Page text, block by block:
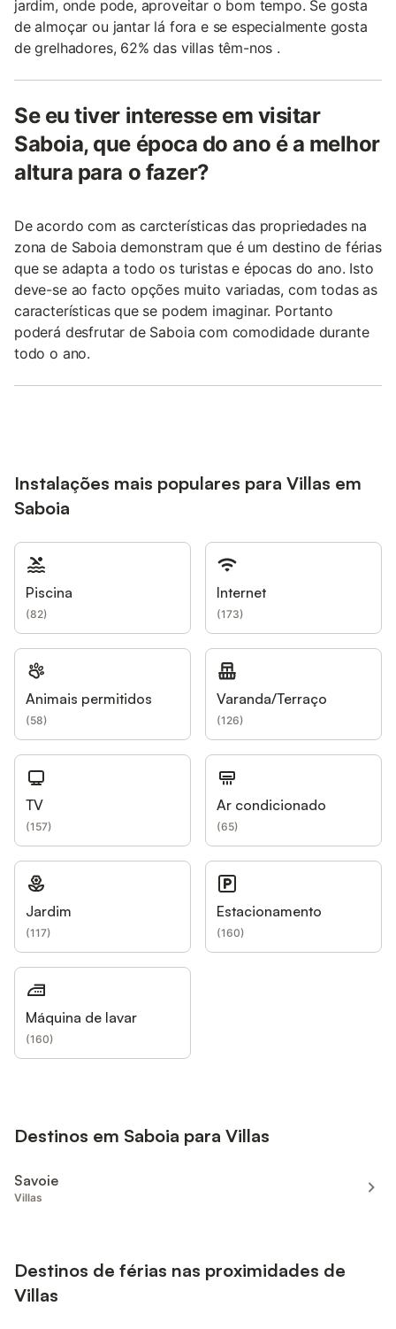
jardim, onde pode, aproveitar o bom tempo. Se gosta
de almoçar ou jantar lá fora e se especialmente gosta
de grelhadores, 62% das villas têm-nos .
Se eu tiver interesse em visitar
Saboia, que época do ano é a melhor
altura para o fazer?
De acordo com as carcterísticas das propriedades na
zona de Saboia demonstram que é um destino de férias
que se adapta a todo os turistas e épocas do ano. Isto
deve-se ao facto opções muito variadas, com todas as
características que se podem imaginar. Portanto
poderá desfrutar de Saboia com comodidade durante
todo o ano.
Instalações mais populares para Villas em
Saboia
Piscina
(82)
Internet
(173)
Animais permitidos
(58)
Varanda/Terraço
(126)
TV
(157)
Ar condicionado
(65)
Jardim
(117)
Estacionamento
(160)
Máquina de lavar
(160)
Destinos em Saboia para Villas
Savoie
Villas
Destinos de férias nas proximidades de
Villas